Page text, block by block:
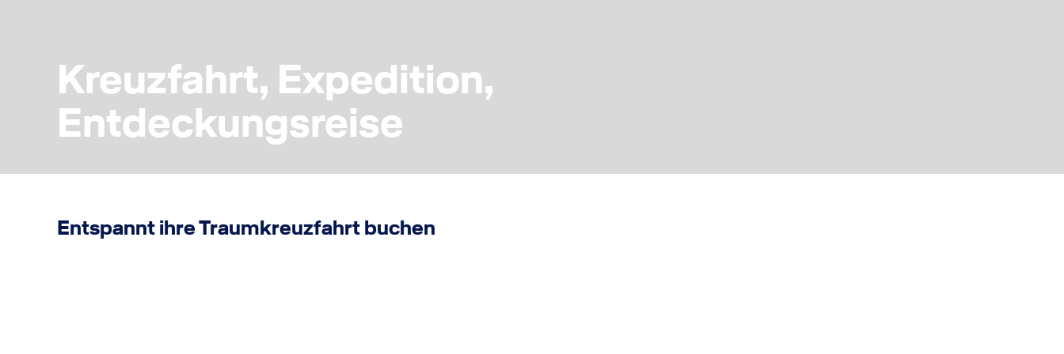
Kreuzfahrt, Expedition,
Entdeckungsreise
Entspannt ihre Traumkreuzfahrt buchen